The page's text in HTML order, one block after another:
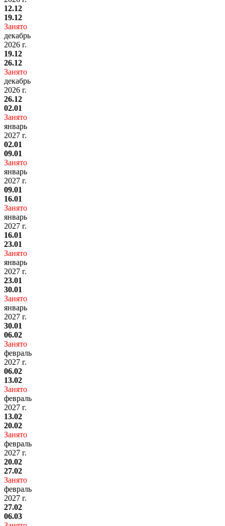
12.12
19.12
Занято
декабрь
2026 г.
19.12
26.12
Занято
декабрь
2026 г.
26.12
02.01
Занято
январь
2027 г.
02.01
09.01
Занято
январь
2027 г.
09.01
16.01
Занято
январь
2027 г.
16.01
23.01
Занято
январь
2027 г.
23.01
30.01
Занято
январь
2027 г.
30.01
06.02
Занято
февраль
2027 г.
06.02
13.02
Занято
февраль
2027 г.
13.02
20.02
Занято
февраль
2027 г.
20.02
27.02
Занято
февраль
2027 г.
27.02
06.03